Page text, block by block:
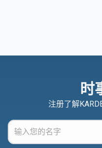
时
注册了解